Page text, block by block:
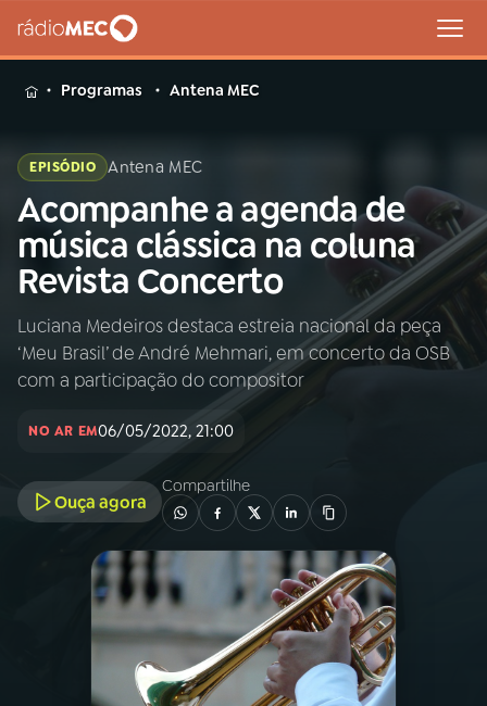
MENU
Buscar
na
Rádio
MEC
Buscar
Início AO VIVO
01 INÍCIO
PROGRAMAS
PODCASTS
Programas Antena MEC
EPISÓDIO Antena MEC
Acompanhe a agenda de
música clássica na coluna
Revista Concerto
Luciana Medeiros destaca estreia nacional da peça
‘Meu Brasil’ de André Mehmari, em concerto da OSB
com a participação do compositor
NO AR EM06/05/2022, 21:00
Ouça agora
Compartilhe